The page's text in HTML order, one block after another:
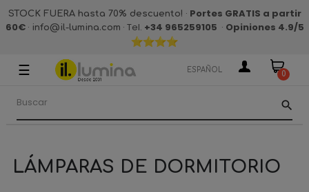
STOCK FUERA hasta 70% descuento! · Portes GRATIS a partir
60€· info@il-lumina.com · Tel. +34 965259105 · Opiniones 4.9/5
Navegación
palanca
☰ ESPAÑOL 0
search
LÁMPARAS DE DORMITORIO